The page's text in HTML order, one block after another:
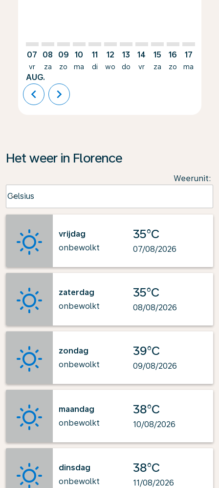
07
vr
AUG.
08
za
09
zo
10
ma
11
di
12
wo
13
do
14
vr
15
za
16
zo
17
ma
chevron_left chevron_right
Het weer in Florence
Weerunit:
Celsius
keyboard_arrow_down
vrijdag
onbewolkt
35°C
07/08/2026
zaterdag
onbewolkt
35°C
08/08/2026
zondag
onbewolkt
39°C
09/08/2026
maandag
onbewolkt
38°C
10/08/2026
dinsdag
onbewolkt
38°C
11/08/2026